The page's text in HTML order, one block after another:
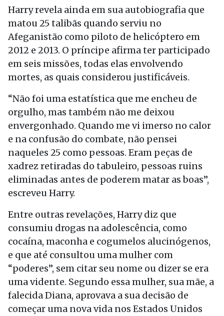
Harry revela ainda em sua autobiografia que
matou 25 talibãs quando serviu no
Afeganistão como piloto de helicóptero em
2012 e 2013. O príncipe afirma ter participado
em seis missões, todas elas envolvendo
mortes, as quais considerou justificáveis.
“Não foi uma estatística que me encheu de
orgulho, mas também não me deixou
envergonhado. Quando me vi imerso no calor
e na confusão do combate, não pensei
naqueles 25 como pessoas. Eram peças de
xadrez retiradas do tabuleiro, pessoas ruins
eliminadas antes de poderem matar as boas”,
escreveu Harry.
Entre outras revelações, Harry diz que
consumiu drogas na adolescência, como
cocaína, maconha e cogumelos alucinógenos,
e que até consultou uma mulher com
“poderes”, sem citar seu nome ou dizer se era
uma vidente. Segundo essa mulher, sua mãe, a
falecida Diana, aprovava a sua decisão de
começar uma nova vida nos Estados Unidos